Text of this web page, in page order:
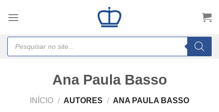
Products
search
Ana Paula Basso
INÍCIO / AUTORES / ANA PAULA BASSO